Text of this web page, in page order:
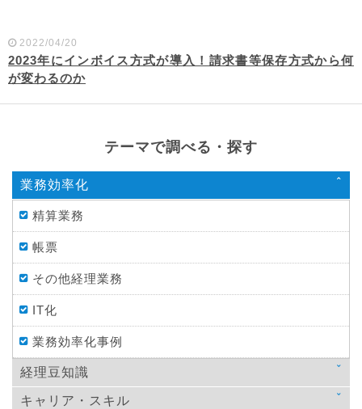
2022/04/20
2023年にインボイス方式が導入！請求書等保存方式から何
が変わるのか
テーマで調べる・探す
業務効率化
精算業務
帳票
その他経理業務
IT化
業務効率化事例
経理豆知識
法律
キャリア・スキル